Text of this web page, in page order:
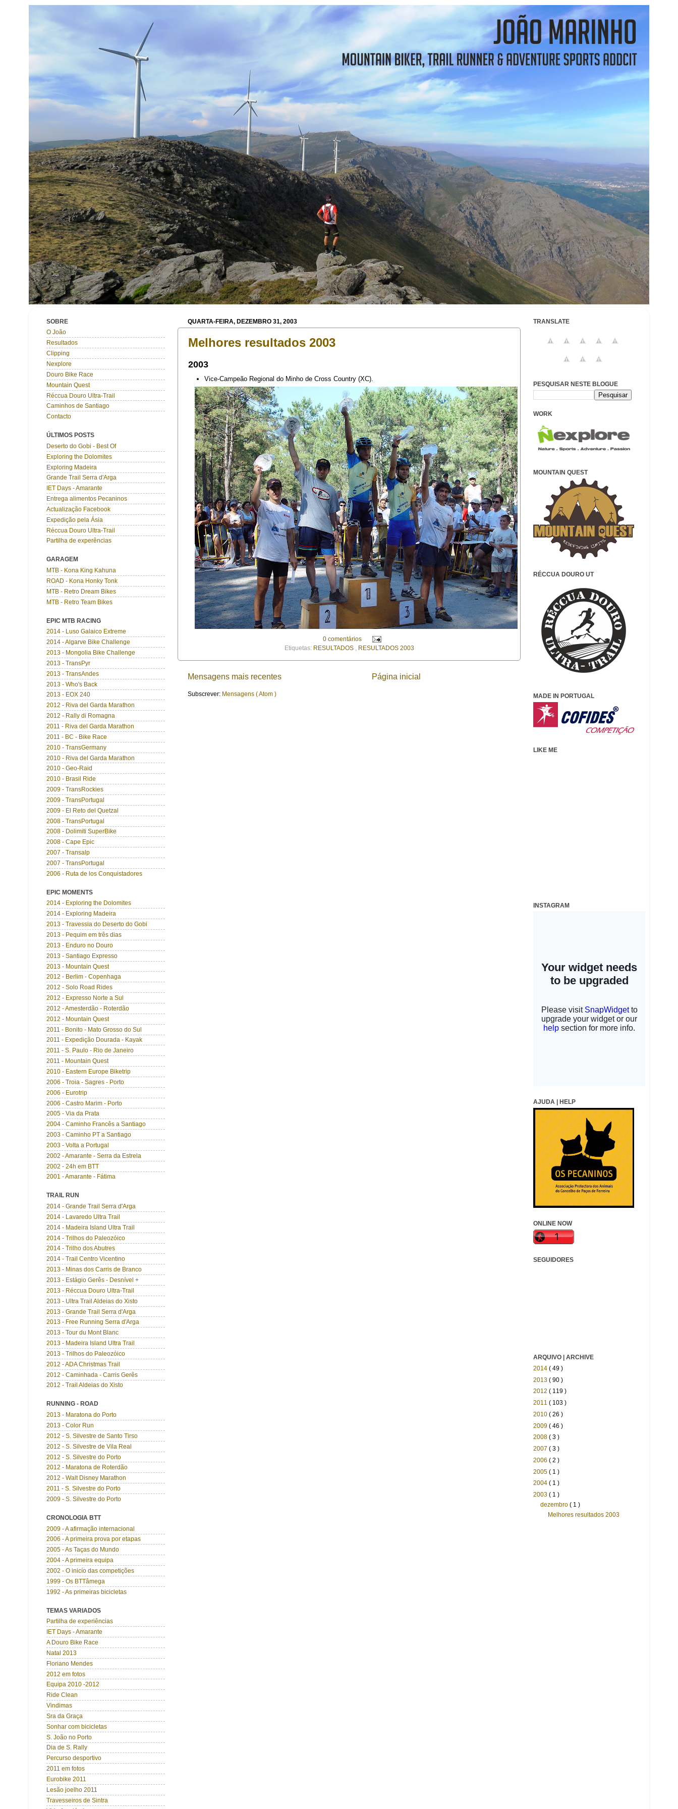
QUARTA-FEIRA, DEZEMBRO 31, 2003
Melhores resultados 2003
2003
Vice-Campeão Regional do Minho de Cross Country (XC).
0 comentários
Etiquetas: RESULTADOS RESULTADOS 2003
Mensagens mais recentes Página inicial
Subscrever: Mensagens ( Atom )
SOBRE
O João
Resultados
Clipping
Nexplore
Douro Bike Race
Mountain Quest
Réccua Douro Ultra-Trail
Caminhos de Santiago
Contacto
ÚLTIMOS POSTS
Deserto do Gobi - Best Of
Exploring the Dolomites
Exploring Madeira
Grande Trail Serra d'Arga
IET Days - Amarante
Entrega alimentos Pecaninos
Actualização Facebook
Expedição pela Ásia
Réccua Douro Ultra-Trail
Partilha de experências
GARAGEM
MTB - Kona King Kahuna
ROAD - Kona Honky Tonk
MTB - Retro Dream Bikes
MTB - Retro Team Bikes
EPIC MTB RACING
2014 - Luso Galaico Extreme
2014 - Algarve Bike Challenge
2013 - Mongolia Bike Challenge
2013 - TransPyr
2013 - TransAndes
2013 - Who's Back
2013 - EOX 240
2012 - Riva del Garda Marathon
2012 - Rally di Romagna
2011 - Riva del Garda Marathon
2011 - BC - Bike Race
2010 - TransGermany
2010 - Riva del Garda Marathon
2010 - Geo-Raid
2010 - Brasil Ride
2009 - TransRockies
2009 - TransPortugal
2009 - El Reto del Quetzal
2008 - TransPortugal
2008 - Dolimiti SuperBike
2008 - Cape Epic
2007 - Transalp
2007 - TransPortugal
2006 - Ruta de los Conquistadores
EPIC MOMENTS
2014 - Exploring the Dolomites
2014 - Exploring Madeira
2013 - Travessia do Deserto do Gobi
2013 - Pequim em três dias
2013 - Enduro no Douro
2013 - Santiago Expresso
2013 - Mountain Quest
2012 - Berlim - Copenhaga
2012 - Solo Road Rides
2012 - Expresso Norte a Sul
2012 - Amesterdão - Roterdão
2012 - Mountain Quest
2011 - Bonito - Mato Grosso do Sul
2011 - Expedição Dourada - Kayak
2011 - S. Paulo - Rio de Janeiro
2011 - Mountain Quest
2010 - Eastern Europe Biketrip
2006 - Troia - Sagres - Porto
2006 - Eurotrip
2006 - Castro Marim - Porto
2005 - Via da Prata
2004 - Caminho Francês a Santiago
2003 - Caminho PT a Santiago
2003 - Volta a Portugal
2002 - Amarante - Serra da Estrela
2002 - 24h em BTT
2001 - Amarante - Fátima
TRAIL RUN
2014 - Grande Trail Serra d'Arga
2014 - Lavaredo Ultra Trail
2014 - Madeira Island Ultra Trail
2014 - Trilhos do Paleozóico
2014 - Trilho dos Abutres
2014 - Trail Centro Vicentino
2013 - Minas dos Carris de Branco
2013 - Estágio Gerês - Desnível +
2013 - Réccua Douro Ultra-Trail
2013 - Ultra Trail Aldeias do Xisto
2013 - Grande Trail Serra d'Arga
2013 - Free Running Serra d'Arga
2013 - Tour du Mont Blanc
2013 - Madeira Island Ultra Trail
2013 - Trilhos do Paleozóico
2012 - ADA Christmas Trail
2012 - Caminhada - Carris Gerês
2012 - Trail Aldeias do Xisto
RUNNING - ROAD
2013 - Maratona do Porto
2013 - Color Run
2012 - S. Silvestre de Santo Tirso
2012 - S. Silvestre de Vila Real
2012 - S. Silvestre do Porto
2012 - Maratona de Roterdão
2012 - Walt Disney Marathon
2011 - S. Silvestre do Porto
2009 - S. Silvestre do Porto
CRONOLOGIA BTT
2009 - A afirmação internacional
2006 - A primeira prova por etapas
2005 - As Taças do Mundo
2004 - A primeira equipa
2002 - O inicío das competições
1999 - Os BTTâmega
1992 - As primeiras bicicletas
TEMAS VARIADOS
Partilha de experiências
IET Days - Amarante
A Douro Bike Race
Natal 2013
Floriano Mendes
2012 em fotos
Equipa 2010 -2012
Ride Clean
Vindimas
Sra da Graça
Sonhar com bicicletas
S. João no Porto
Dia de S. Rally
Percurso desportivo
2011 em fotos
Eurobike 2011
Lesão joelho 2011
Travesseiros de Sintra
TRANSLATE
PESQUISAR NESTE BLOGUE
WORK
MOUNTAIN QUEST
RÉCCUA DOURO UT
MADE IN PORTUGAL
LIKE ME
INSTAGRAM
AJUDA | HELP
ONLINE NOW
SEGUIDORES
ARQUIVO | ARCHIVE
2014 ( 49 )
2013 ( 90 )
2012 ( 119 )
2011 ( 103 )
2010 ( 26 )
2009 ( 46 )
2008 ( 3 )
2007 ( 3 )
2006 ( 2 )
2005 ( 1 )
2004 ( 1 )
2003 ( 1 )
dezembro( 1 )
Melhores resultados 2003